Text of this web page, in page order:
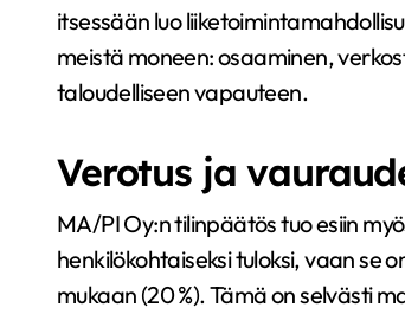
itsessään luo
meistä moneen: osaaminen,
taloudelliseen vapauteen.
Verotus ja
MA/PI Oy:n tilinpäätös tuo esiin
henkilökohtaiseksi tuloksi, vaan se
mukaan (20 %). Tämä on selvästi